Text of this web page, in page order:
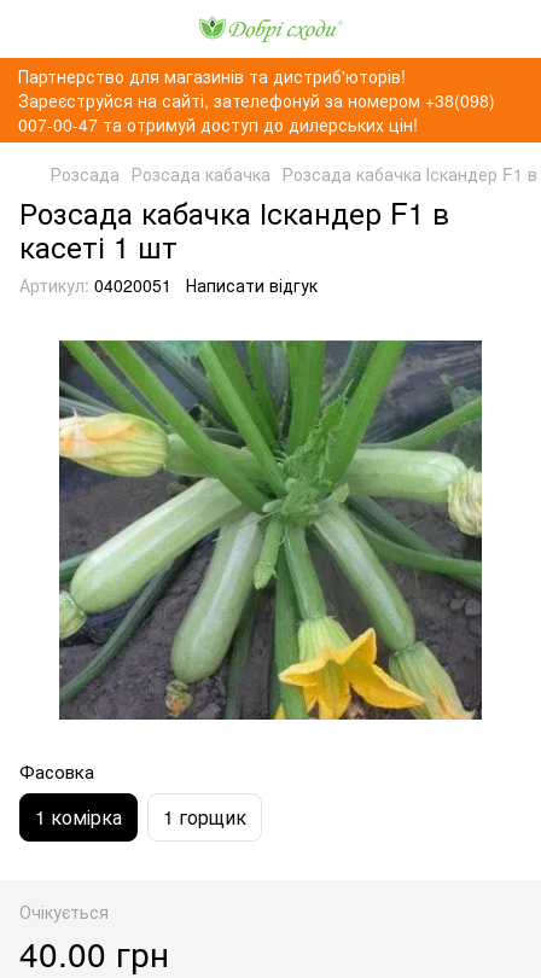
Партнерство для магазинів та дистриб'юторів!
Зареєструйся на сайті, зателефонуй за номером +38(098)
007-00-47 та отримуй доступ до дилерських цін!
Розсада Розсада кабачка Розсада кабачка Іскандер F1
Розсада кабачка Іскандер F1 в
касеті 1 шт
Артикул: 04020051 Написати відгук
Фасовка
1 комірка 1 горщик
Очікується
40.00 грн